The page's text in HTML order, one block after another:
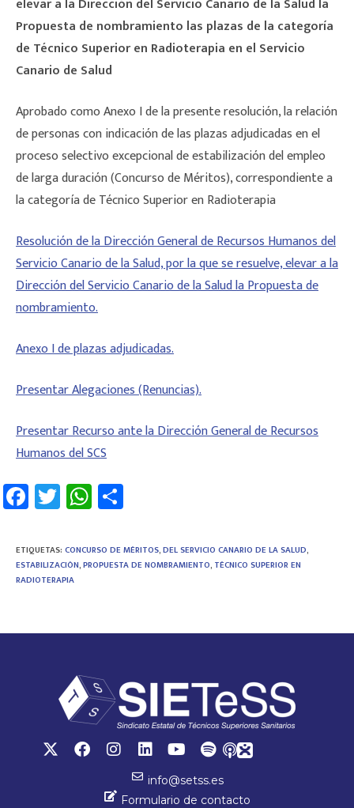
elevar a la Dirección del Servicio Canario de la Salud la
Propuesta de nombramiento las plazas de la categoría
de Técnico Superior en Radioterapia en el Servicio
Canario de Salud
Aprobado como Anexo I de la presente resolución, la relación
de personas con indicación de las plazas adjudicadas en el
proceso selectivo excepcional de estabilización del empleo
de larga duración (Concurso de Méritos), correspondiente a
la categoría de Técnico Superior en Radioterapia
Resolución de la Dirección General de Recursos Humanos del
Servicio Canario de la Salud, por la que se resuelve, elevar a la
Dirección del Servicio Canario de la Salud la Propuesta de
nombramiento.
Anexo I de plazas adjudicadas.
Presentar Alegaciones (Renuncias).
Presentar Recurso ante la Dirección General de Recursos
Humanos del SCS
Fa
ce
b
o
T
wi
tt
er
W
h
at
sA
p
m
p
tir
ETIQUETAS: CONCURSO DE MÉRITOS,DEL SERVICIO CANARIO DE LA SALUD,
ESTABILIZACIÓN,PROPUESTA DE NOMBRAMIENTO, TÉCNICO SUPERIOR EN
RADIOTERAPIA
info@setss.es
Formulario de contacto